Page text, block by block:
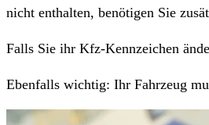
nicht enthalten, benötigen Sie
Falls Sie ihr Kfz-Kennzeichen
Ebenfalls wichtig: Ihr Fahrzeug